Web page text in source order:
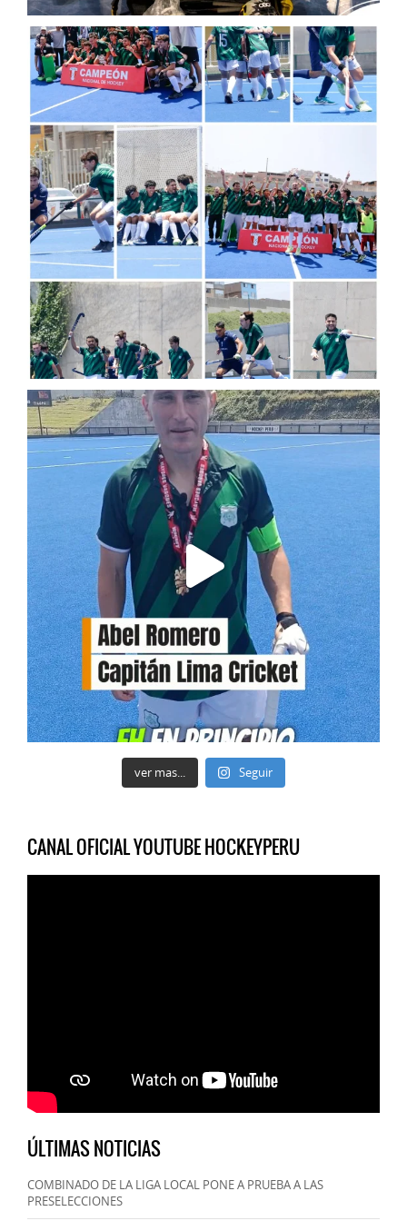
ver mas... Seguir
CANAL OFICIAL YOUTUBE HOCKEYPERU
ÚLTIMAS NOTICIAS
COMBINADO DE LA LIGA LOCAL PONE A PRUEBA A LAS
PRESELECCIONES